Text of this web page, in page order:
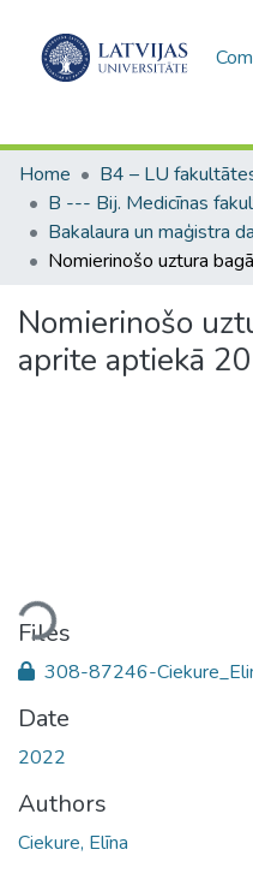
Home
Nomierinošo
aprite aptiekā
Files
308-87246-
Date
2022
Authors
Ciekure, Elīna